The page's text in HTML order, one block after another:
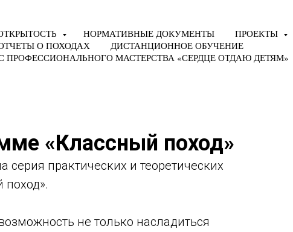
НОРМАТИВНЫЕ ДОКУМЕНТЫ
ПРОЕКТЫ
О ПОХОДАХ
ДИСТАНЦИОННОЕ ОБУЧЕНИЕ
ПРОФЕССИОНАЛЬНОГО МАСТЕРСТВА «СЕРДЦЕ ОТДАЮ ДЕТЯМ»
«Классный поход»
практических и теоретических
не только насладиться